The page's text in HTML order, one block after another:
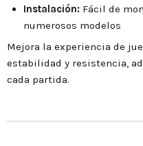
Instalación: Fácil de
numerosos modelos
Mejora la experiencia de
estabilidad y resistencia,
cada partida.